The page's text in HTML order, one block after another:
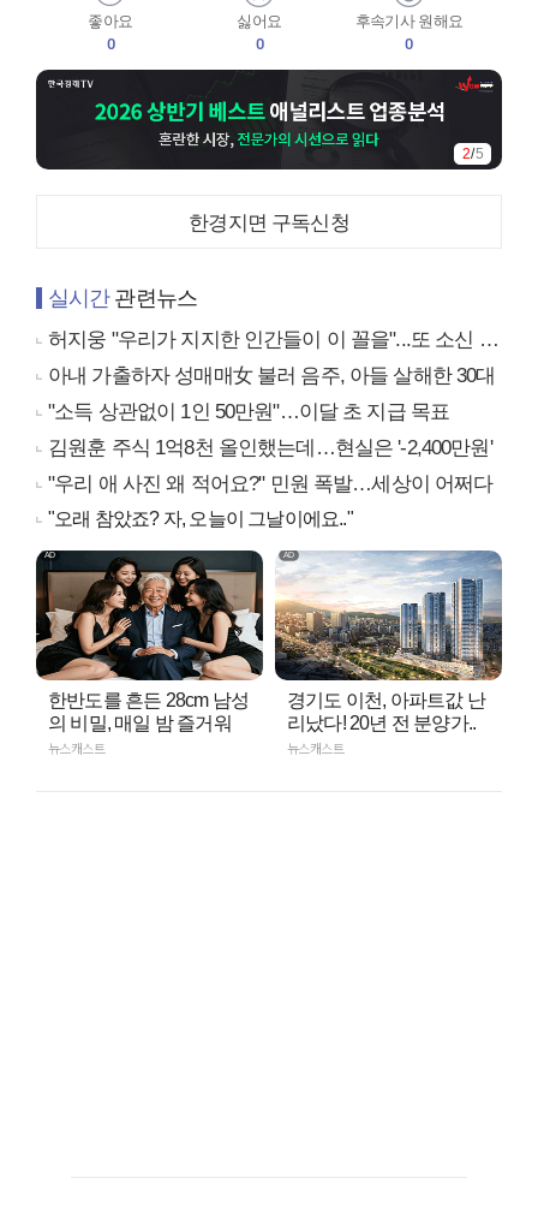
좋아요
0
싫어요
0
후속기사 원해요
0
3/5
한경지면 구독신청
실시간관련뉴스
허지웅 "우리가 지지한 인간들이 이 꼴을"...또 소신 발언
아내 가출하자 성매매女 불러 음주, 아들 살해한 30대
"소득 상관없이 1인 50만원"…이달 초 지급 목표
김원훈 주식 1억8천 올인했는데…현실은 '-2,400만원'
"우리 애 사진 왜 적어요?" 민원 폭발…세상이 어쩌다
"오래 참았죠? 자, 오늘이 그날이에요.."
한반도를 흔든 28cm 남성
의 비밀, 매일 밤 즐거워
뉴스캐스트
경기도 이천, 아파트값 난
리났다! 20년 전 분양가..
뉴스캐스트